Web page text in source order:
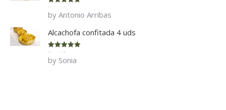
Rated 5
of 5
by Antonio Arribas
Alcachofa confitada 4 uds
Rated 5
of 5
by Sonia